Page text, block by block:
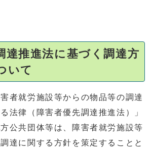
達推進法に基づく調達方
いて
害者就労施設等からの物品等の調達
法律（障害者優先調達推進法）」
公共団体等は、障害者就労施設等
達に関する方針を策定することと